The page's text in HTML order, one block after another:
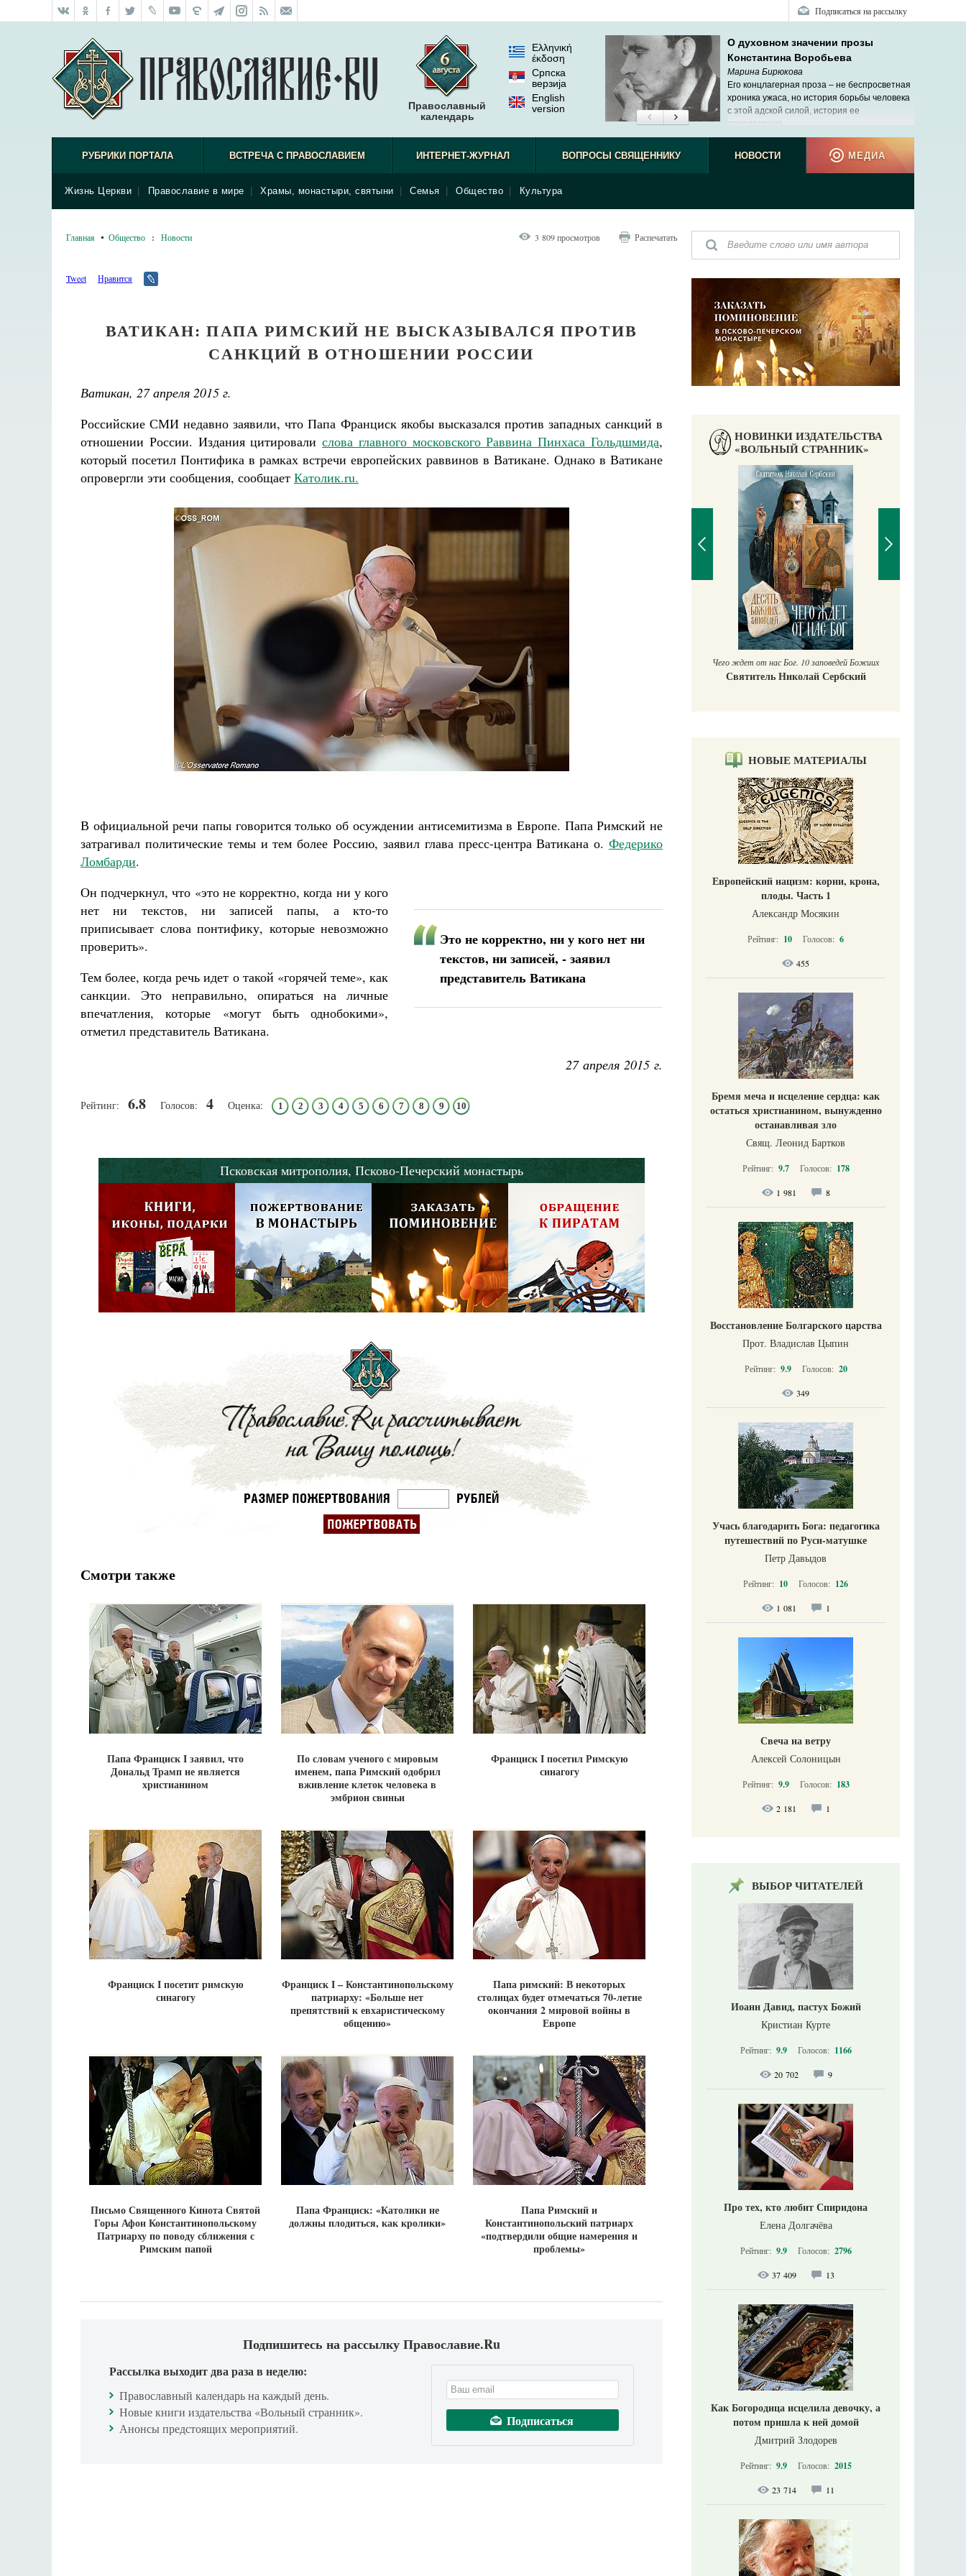
Подписаться на рассылку
Православный
календарь
Ελληνική
έκδοση
Српска
верзиjа
English
version
О духовном значении прозы
Константина Воробьева
Марина Бирюкова
Его концлагерная проза – не беспросветная
хроника ужаса, но история борьбы человека
с этой адской силой, история ее
преодоления.
РУБРИКИ ПОРТАЛА ВСТРЕЧА С ПРАВОСЛАВИЕМ ИНТЕРНЕТ-ЖУРНАЛ ВОПРОСЫ СВЯЩЕННИКУ НОВОСТИ
Жизнь Церкви Православие в мире Храмы, монастыри, святыни Семья Общество Культура
МЕДИА
Главная Общество : Новости 3 809 просмотров Распечатать
Tweet Нравится
ВАТИКАН: ПАПА РИМСКИЙ НЕ ВЫСКАЗЫВАЛСЯ ПРОТИВ
САНКЦИЙ В ОТНОШЕНИИ РОССИИ
Ватикан, 27 апреля 2015 г.
Российские СМИ недавно заявили, что Папа Франциск якобы высказался против западных санкций в
отношении России. Издания цитировалислова главного московского Раввина Пинхаса Гольдшмида,
который посетил Понтифика в рамках встречи европейских раввинов в Ватикане. Однако в Ватикане
опровергли эти сообщения, сообщает Католик.ru.
В официальной речи папы говорится только об осуждении антисемитизма в Европе. Папа Римский не
затрагивал политические темы и тем более Россию, заявил глава пресс-центра Ватикана о. Федерико
Ломбарди.
Это не корректно, ни у кого нет ни
текстов, ни записей, - заявил
представитель Ватикана
Он подчеркнул, что «это не корректно, когда ни у кого
нет ни текстов, ни записей папы, а кто-то
приписывает слова понтифику, которые невозможно
проверить».
Тем более, когда речь идет о такой «горячей теме», как
санкции. Это неправильно, опираться на личные
впечатления, которые «могут быть однобокими»,
отметил представитель Ватикана.
27 апреля 2015 г.
Рейтинг: 6.8 Голосов: 4 Оценка: 1 2 3 4 5 6 7 8 9 10
Псковская митрополия, Псково-Печерский монастырь
Смотри также
Папа Франциск I заявил, что
Дональд Трамп не является
христианином
По словам ученого с мировым
именем, папа Римский одобрил
вживление клеток человека в
эмбрион свиньи
Франциск I посетил Римскую
синагогу
Франциск I посетит римскую
синагогу
Франциск I – Константинопольскому
патриарху: «Больше нет
препятствий к евхаристическому
общению»
Папа римский: В некоторых
столицах будет отмечаться 70-летие
окончания 2 мировой войны в
Европе
Письмо Священного Кинота Святой
Горы Афон Константинопольскому
Патриарху по поводу сближения с
Римским папой
Папа Франциск: «Католики не
должны плодиться, как кролики»
Папа Римский и
Константинопольский патриарх
«подтвердили общие намерения и
проблемы»
Подпишитесь на рассылку Православие.Ru
Рассылка выходит два раза в неделю:
Православный календарь на каждый день.
Новые книги издательства «Вольный странник».
Анонсы предстоящих мероприятий.
НОВИНКИ ИЗДАТЕЛЬСТВА
«ВОЛЬНЫЙ СТРАННИК»
Как найти своё место в жизни
Кирилл Мурышев
Великомученик Георгий Победоносец. Научись у
святого
Роман Котов Чего ждет от нас Бог. 10 заповедей Божиих
Православный мальчик
Екатерина Баканова
НОВЫЕ МАТЕРИАЛЫ
Европейский нацизм: корни, крона,
плоды. Часть 1
Александр Мосякин
Рейтинг: 10 Голосов: 6
455
Бремя меча и исцеление сердца: как
остаться христианином, вынужденно
останавливая зло
Свящ. Леонид Бартков
Рейтинг: 9.7 Голосов: 178
1 981 8
Восстановление Болгарского царства
Прот. Владислав Цыпин
Рейтинг: 9.9 Голосов: 20
349
Учась благодарить Бога: педагогика
путешествий по Руси-матушке
Петр Давыдов
Рейтинг: 10 Голосов: 126
1 081 1
Свеча на ветру
Алексей Солоницын
Рейтинг: 9.9 Голосов: 183
2 181 1
ВЫБОР ЧИТАТЕЛЕЙ
Иоанн Давид, пастух Божий
Кристиан Курте
Рейтинг: 9.9 Голосов: 1166
20 702 9
Про тех, кто любит Спиридона
Елена Долгачёва
Рейтинг: 9.9 Голосов: 2796
37 409 13
Как Богородица исцелила девочку, а
потом пришла к ней домой
Дмитрий Злодорев
Рейтинг: 9.9 Голосов: 2015
23 714 11